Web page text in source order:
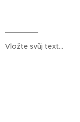
Vložte svůj text...